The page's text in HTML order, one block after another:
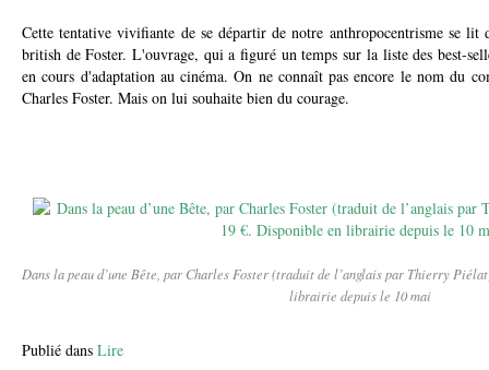
Cette tentative vivifiante de se départir de notre anthropocentrisme se
british de Foster. L'ouvrage, qui a figuré un temps sur la liste des best-
en cours d'adaptation au cinéma. On ne connaît pas encore le nom du
Charles Foster. Mais on lui souhaite bien du courage.
Dans la peau d’une Bête, par Charles Foster (traduit de l’anglais par Thierry
librairie depuis le 10 mai
Publié dans Lire